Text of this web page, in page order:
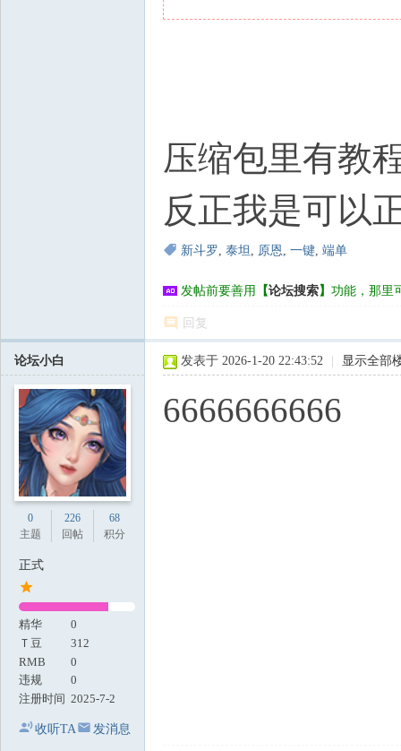
压缩包里有教
反正我是可以
新斗罗, 泰坦 , 原恩, 一键, 端单
发帖前要善用 【论坛搜索】 功能，那里
回复
论坛小白
0
主题
226
回帖
68
积分
正式
精华
0
Ｔ豆
312
RMB
0
违规
0
注册时间 2025-7-2
收听TA 发消息
发表于 2026-1-20 22:43:52 显示全部
6666666666